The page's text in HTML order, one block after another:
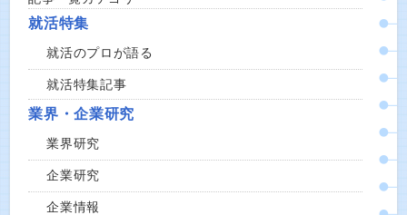
就活特集
就活のプロが語る
就活特集記事
業界・企業研究
業界研究
企業研究
企業情報